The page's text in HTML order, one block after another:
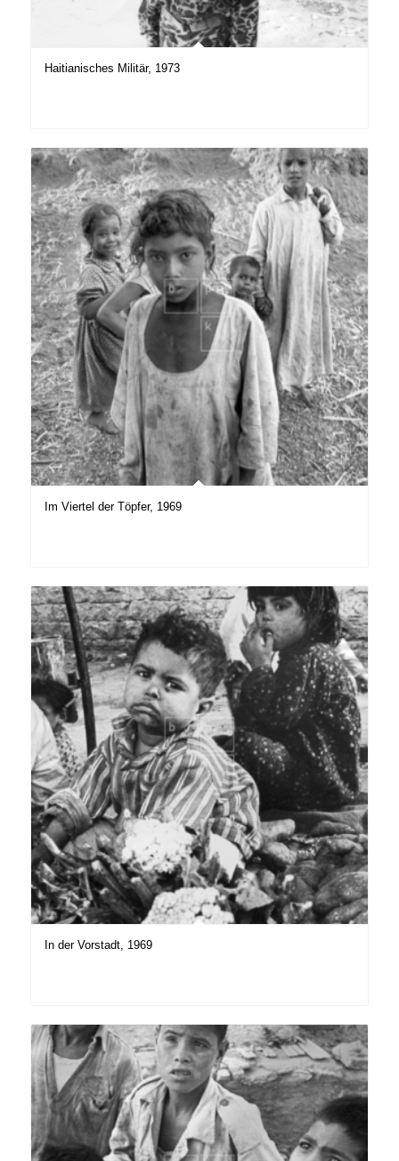
Haitianisches Militär, 1973
Im Viertel der Töpfer, 1969
In der Vorstadt, 1969